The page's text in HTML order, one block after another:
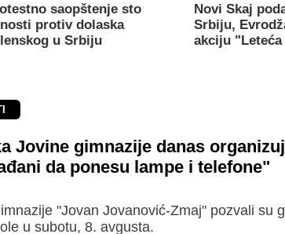
saopštenje sto
protiv dolaska
u Srbiju
Novi Skaj
Srbiju,
akciju "Leteća
Jovine gimnazije danas
da ponesu lampe i telefone"
"Jovan Jovanović-Zmaj" pozvali su
u subotu, 8. avgusta.